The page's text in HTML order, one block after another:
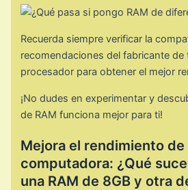
Recuerda siempre verificar la
recomendaciones del fabricante de
procesador para obtener el mejor
¡No dudes en experimentar y
de RAM funciona mejor para ti!
Mejora el rendimiento de
computadora: ¿Qué
una RAM de 8GB y otra